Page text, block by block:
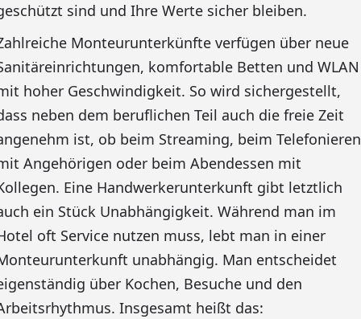
sind und Ihre Werte sicher bleiben.
Monteurunterkünfte verfügen über neue
komfortable Betten und WLAN
hoher Geschwindigkeit. So wird sichergestellt,
neben dem beruflichen Teil auch die freie Zeit
ist, ob beim Streaming, beim Telefonieren
Angehörigen oder beim Abendessen mit
Eine Handwerkerunterkunft gibt letztlich
ein Stück Unabhängigkeit. Während man im
oft Service nutzen muss, lebt man in einer
unabhängig. Man entscheidet
über Kochen, Besuche und den
Insgesamt heißt das: